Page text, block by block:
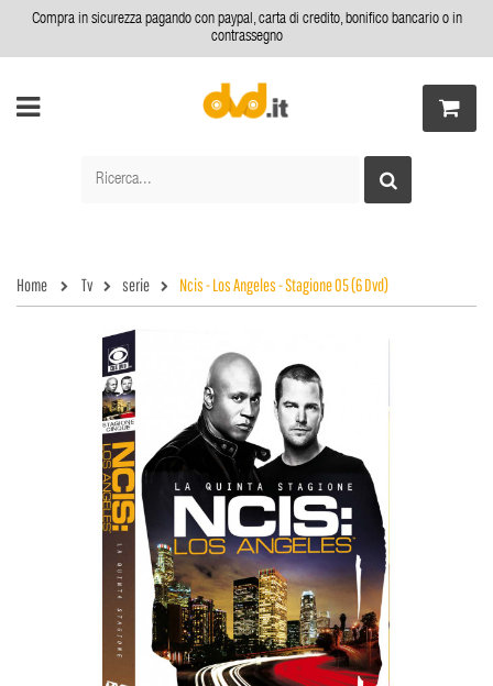
Compra in sicurezza pagando con paypal, carta di credito, bonifico bancario o in
contrassegno
Home Tv serie Ncis - Los Angeles - Stagione 05 (6 Dvd)